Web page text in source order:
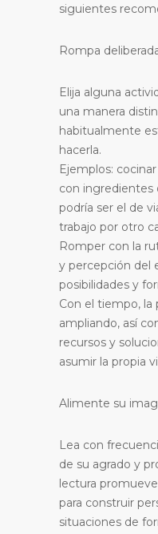
siguientes
Rompa
Elija alguna
una manera
habitualmente
hacerla.
Ejemplos:
con ingredientes
podría ser el de
trabajo por otro
Romper con la
y percepción del
posibilidades y
Con el tiempo, la
ampliando, así
recursos y
asumir la propia
Alimente su
Lea con
de su agrado y
lectura
para construir
situaciones de